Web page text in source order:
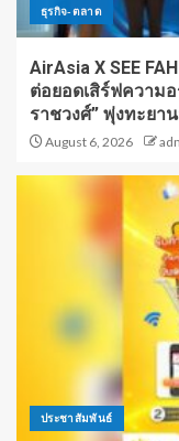
ธุรกิจ-ตลาด
AirAsia X SEE
ต่อยอดเสิร์ฟความ
ราชวงศ์” พุ่งทะยา
August 6, 2026
ประชาสัมพันธ์